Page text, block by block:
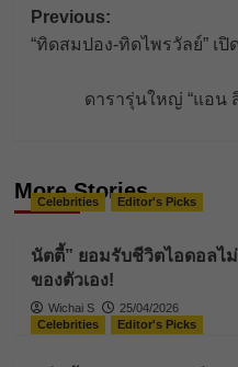
Post
navigation
Previous:
“ทิดสมปอง-ทิดไพรวัลย์” เปิ
ดารารุ่นใหญ่ “แอน
More Stories
Celebrities Editor's Picks
นัตตี้” ยอมรับชีวิตไอดอลไ
ของตัวเอง!
Wichai S
25/04/2026
Celebrities
Editor's Picks